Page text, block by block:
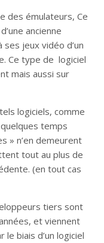
des émulateurs, Ce
ancienne
jeux vidéo d’un
Ce type de logiciel
mais aussi sur
logiciels, comme
temps
» n’en demeurent
tout au plus de
(en tout cas
tiers sont
et viennent
biais d’un logiciel